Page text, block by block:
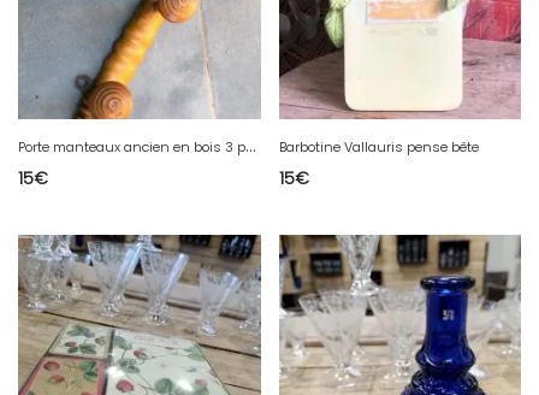
P
orte manteaux ancien en bois 3 patères
15€
Barbotine Vallauris pense bête
15€